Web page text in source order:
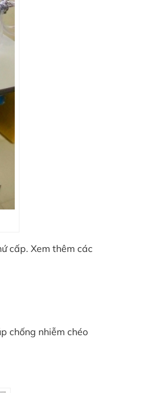
cấp. Xem thêm các
chống nhiễm chéo